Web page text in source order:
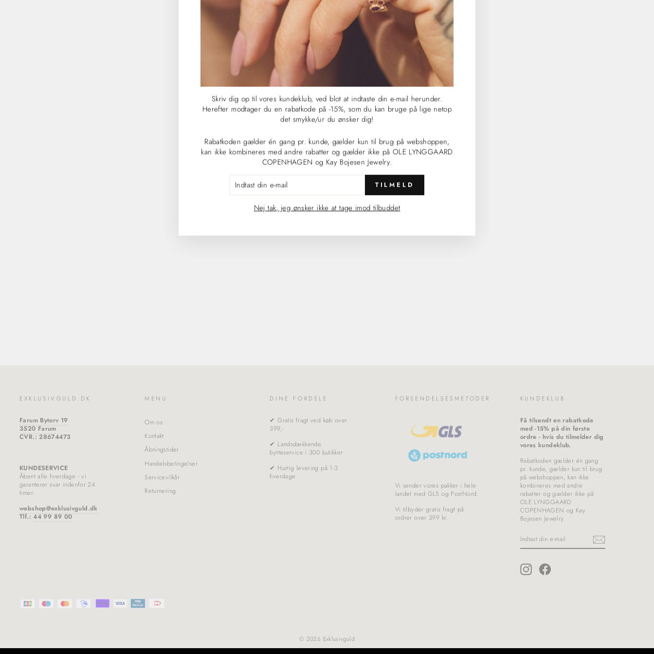
Facebook
på
Twitter
det
på
Pinterest
Du vil måske synes om:
EXKLUSIVGULD.DK
Farum Bytorv 19
3520 Farum
CVR.: 28674473
KUNDESERVICE
Åbent alle hverdage - vi
garanterer svar indenfor 24
timer.
webshop@exklusivguld.dk
Tlf.: 44 99 89 00
MENU
Om os
Kontakt
Åbningstider
Handelsbetingelser
Servicevilkår
Returnering
DINE FORDELE
✔ Gratis fragt ved køb over
399,-
✔ Landsdækkende
bytteservice i 300 butikker
✔ Hurtig levering på 1-3
hverdage
FORSENDELSESMETODER
Vi sender vores pakker i hele
landet med GLS og PostNord.
Vi tilbyder gratis fragt på
ordrer over 399 kr.
KUNDEKLUB
Få tilsendt en rabatkode
med -15% på din første
ordre - hvis du tilmelder dig
vores kundeklub.
Rabatkoden gælder én gang
pr. kunde, gælder kun til brug
på webshoppen, kan ikke
kombineres med andre
rabatter og gælder ikke på
OLE LYNGGAARD
COPENHAGEN og Kay
Bojesen Jewelry.
DIN
E-
InstagramFacebook
© 2026 Exklusivguld
Skriv dig op til vores kundeklub, ved blot at indtaste din e-mail herunder.
Herefter modtager du en rabatkode på -15%, som du kan bruge på lige netop
det smykke/ur du ønsker dig!
Rabatkoden gælder én gang pr. kunde, gælder kun til brug på webshoppen,
kan ikke kombineres med andre rabatter og gælder ikke på OLE LYNGGAARD
COPENHAGEN og Kay Bojesen Jewelry.
TILMELD
Nej tak, jeg ønsker ikke at tage imod tilbuddet